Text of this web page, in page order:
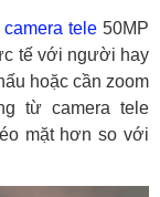
camera tele 50MP
tế với người hay
hoặc cần zoom
từ camera tele
mặt hơn so với